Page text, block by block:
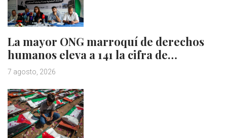
La mayor ONG marroquí de derechos
humanos eleva a 141 la cifra de…
7 agosto, 2026